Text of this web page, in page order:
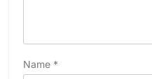
Name *